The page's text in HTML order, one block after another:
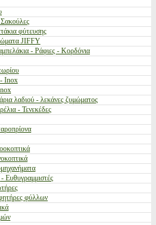
φύτευσης
JIFFY
- Ράφιες - Κορδόνια
- Inox
λαδιού - λεκάνες ζυμώματος
- Τενεκέδες
Ευθυγραμμιστές
φύλλων